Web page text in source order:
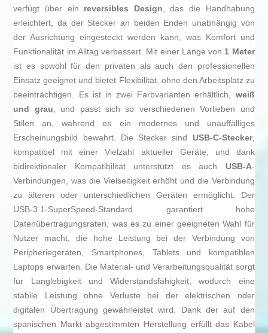
verfügt über ein reversibles Design, das die Handhabung
erleichtert, da der Stecker an beiden Enden unabhängig von
der Ausrichtung eingesteckt werden kann, was Komfort und
Funktionalität im Alltag verbessert. Mit einer Länge von 1 Meter
ist es sowohl für den privaten als auch den professionellen
Einsatz geeignet und bietet Flexibilität, ohne den Arbeitsplatz zu
beeinträchtigen. Es ist in zwei Farbvarianten erhältlich, weiß
und grau, und passt sich so verschiedenen Vorlieben und
Stilen an, während es ein modernes und unauffälliges
Erscheinungsbild bewahrt. Die Stecker sind USB-C-Stecker,
kompatibel mit einer Vielzahl aktueller Geräte, und dank
bidirektionaler Kompatibilität unterstützt es auch USB-A-
Verbindungen, was die Vielseitigkeit erhöht und die Verbindung
zu älteren oder unterschiedlichen Geräten ermöglicht. Der
USB-3.1-SuperSpeed-Standard garantiert hohe
Datenübertragungsraten, was es zu einer geeigneten Wahl für
Nutzer macht, die hohe Leistung bei der Verbindung von
Peripheriegeräten, Smartphones, Tablets und kompatiblen
Laptops erwarten. Die Material- und Verarbeitungsqualität sorgt
für Langlebigkeit und Widerstandsfähigkeit, wodurch eine
stabile Leistung ohne Verluste bei der elektrischen oder
digitalen Übertragung gewährleistet wird. Dank der auf den
spanischen Markt abgestimmten Herstellung erfüllt das Kabel